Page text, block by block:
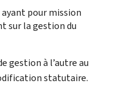
ayant pour mission
sur la gestion du
gestion à l’autre au
statutaire.